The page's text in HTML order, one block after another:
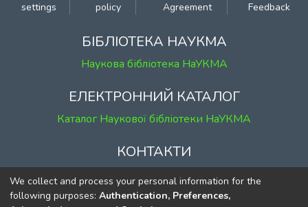
settings
policy
Agreement
Feedback
БІБЛІОТЕКА НАУКМА
Наукова бібліотека НаУКМА
ЕЛЕКТРОННИЙ КАТАЛОГ
Каталог Наукової бібліотеки НаУКМА
КОНТАКТИ
м. Київ, вул. Григорія Сковороди, 2
к. 1, к. 120
We collect and process your personal information for the
following purposes: Authentication, Preferences,